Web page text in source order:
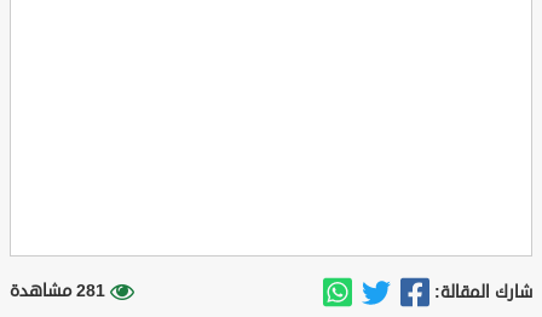
شارك المقالة: 281 مشاهدة